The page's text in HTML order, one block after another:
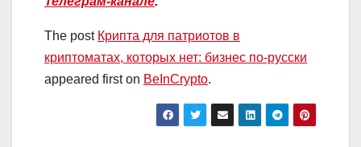
The post Крипта для патриотов в
криптоматах, которых нет: бизнес по-русски
appeared first on BeInCrypto.